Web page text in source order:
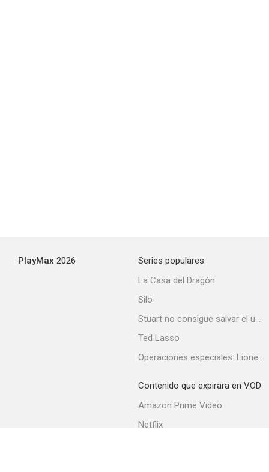
PlayMax 2026
Series populares
La Casa del Dragón
Silo
Stuart no consigue salvar el universo
Ted Lasso
Operaciones especiales: Lioness
Contenido que expirara en VOD
Amazon Prime Video
Netflix